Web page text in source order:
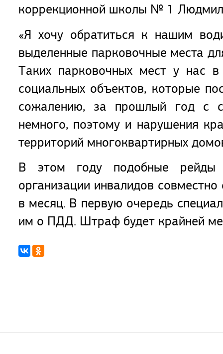
коррекционной школы № 1
«Я хочу обратиться к нашим
выделенные парковочные места
Таких парковочных мест у нас
социальных объектов, которые
сожалению, за прошлый год с
немного, поэтому и нарушения
территорий многоквартирных
В этом году подобные рейды
организации инвалидов
в месяц. В первую очередь
им о ПДД. Штраф будет крайней